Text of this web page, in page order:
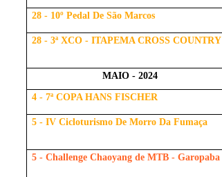
28 - 10º Pedal De São Marcos
28 - 3ª XCO - ITAPEMA CROSS COUNTRY
MAIO - 2024
4 - 7ª COPA HANS FISCHER
5 - IV Cicloturismo De Morro Da Fumaça
5 - Challenge Chaoyang de MTB - Garopaba